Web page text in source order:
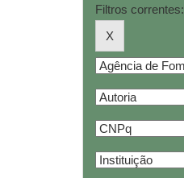
Filtros correntes: